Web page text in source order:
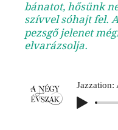
bánatot, hősünk
szívvel sóhajt fel.
pezsgő jelenet
elvarázsolja.